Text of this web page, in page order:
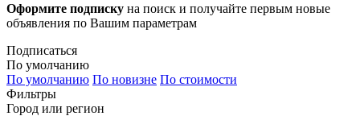
Оформите подписку на поиск и получайте первым новые
объявления по Вашим параметрам
Подписаться
По умолчанию
По умолчанию По новизне По стоимости
Фильтры
Город или регион